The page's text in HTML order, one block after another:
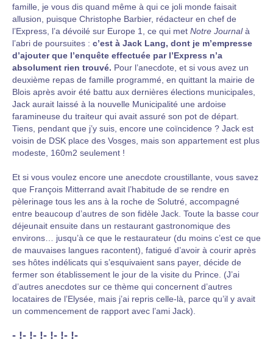
famille, je vous dis quand même à qui ce joli monde faisait
allusion, puisque Christophe Barbier, rédacteur en chef de
l’Express, l’a dévoilé sur Europe 1, ce qui met Notre Journalà
l’abri de poursuites : c’est à Jack Lang, dont je m’empresse
d’ajouter que l’enquête effectuée par l’Express n’a
absolument rien trouvé. Pour l’anecdote, et si vous avez un
deuxième repas de famille programmé, en quittant la mairie de
Blois après avoir été battu aux dernières élections municipales,
Jack aurait laissé à la nouvelle Municipalité une ardoise
faramineuse du traiteur qui avait assuré son pot de départ.
Tiens, pendant que j’y suis, encore une coïncidence ? Jack est
voisin de DSK place des Vosges, mais son appartement est plus
modeste, 160m2 seulement !
Et si vous voulez encore une anecdote croustillante, vous savez
que François Mitterrand avait l’habitude de se rendre en
pèlerinage tous les ans à la roche de Solutré, accompagné
entre beaucoup d’autres de son fidèle Jack. Toute la basse cour
déjeunait ensuite dans un restaurant gastronomique des
environs… jusqu’à ce que le restaurateur (du moins c’est ce que
de mauvaises langues racontent), fatigué d’avoir à courir après
ses hôtes indélicats qui s’esquivaient sans payer, décide de
fermer son établissement le jour de la visite du Prince. (J’ai
d’autres anecdotes sur ce thème qui concernent d’autres
locataires de l’Elysée, mais j’ai repris celle-là, parce qu’il y avait
un commencement de rapport avec l’ami Jack).
- !- !- !- !- !- !-